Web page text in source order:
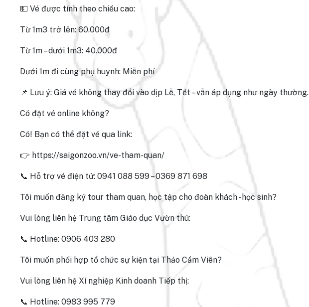
💵 Vé được tính theo chiều cao:
Từ 1m3 trở lên: 60.000đ
Từ 1m – dưới 1m3: 40.000đ
Dưới 1m đi cùng phụ huynh: Miễn phí
📌 Lưu ý: Giá vé không thay đổi vào dịp Lễ, Tết – vẫn áp dụng như ngày thường.
Có đặt vé online không?
Có! Bạn có thể đặt vé qua link:
👉 https://saigonzoo.vn/ve-tham-quan/
📞 Hỗ trợ vé điện tử: 0941 088 599 – 0369 871 698
Tôi muốn đăng ký tour tham quan, học tập cho đoàn khách - học sinh?
Vui lòng liên hệ Trung tâm Giáo dục Vườn thú:
📞 Hotline: 0906 403 280
Tôi muốn phối hợp tổ chức sự kiện tại Thảo Cầm Viên?
Vui lòng liên hệ Xí nghiệp Kinh doanh Tiếp thị:
📞 Hotline: 0983 995 779